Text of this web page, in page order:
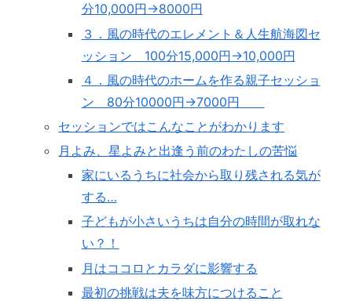
分10,000円→8000円
３．風の時代のエレメント＆人生航海図セ
ッション 100分15,000円→10,000円
４．風の時代のホームを作る親子セッショ
ン 80分10000円→7000円
セッションではこんなことがわかります
月よみ、星よみと出逢う前のわたしの苦悩
家にいるうちに社会から取り残される気が
する…
子どもが小さいうちは自分の時間が取れな
い？！
月はココロとカラダに影響する
最初の挑戦は夫を味方につけること